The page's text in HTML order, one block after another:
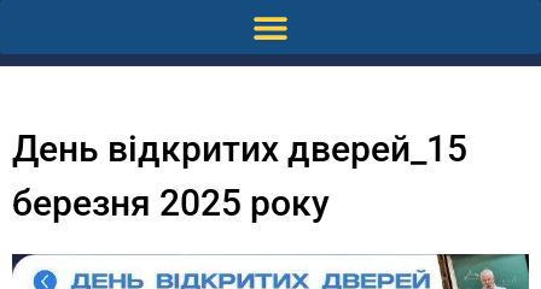
День відкритих дверей_15
березня 2025 року